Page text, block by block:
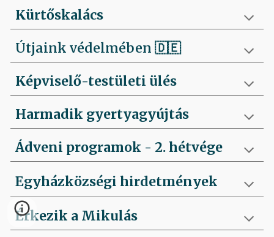
Kürtőskalács
Útjaink védelmében🇩🇪
Képviselő-testületi ülés
Harmadik gyertyagyújtás
Ádveni programok - 2. hétvége
Egyházközségi hirdetmények
Érkezik a Mikulás